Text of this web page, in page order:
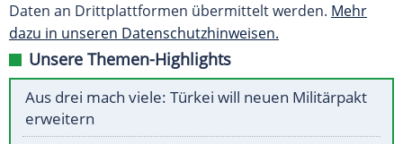
Daten an Drittplattformen übermittelt werden. Mehr
dazu in unseren Datenschutzhinweisen.
Unsere Themen-Highlights
Aus drei mach viele: Türkei will neuen Militärpakt
erweitern